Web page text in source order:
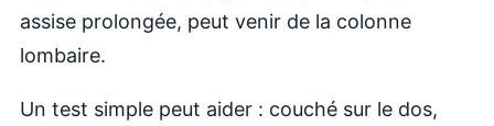
assise prolongée, peut venir de la colonne
lombaire.
Un test simple peut aider : couché sur le dos,